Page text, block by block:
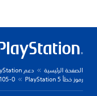
الصفحة الرئيسية دعم PlayStation
رموز خطأ PlayStation 5
0